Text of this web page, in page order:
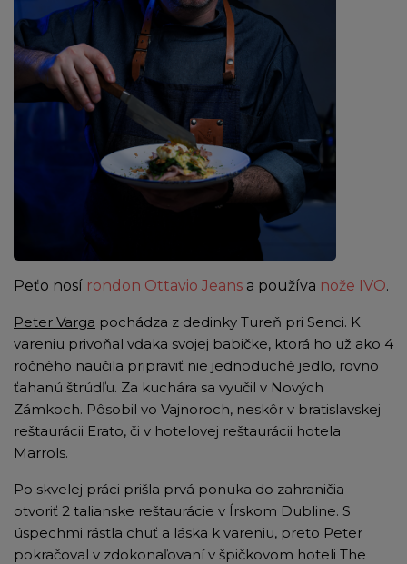
Peťo nosí rondon Ottavio Jeans a používa nože IVO.
Peter Varga pochádza z dedinky Tureň pri Senci. K
vareniu privoňal vďaka svojej babičke, ktorá ho už ako 4
ročného naučila pripraviť nie jednoduché jedlo, rovno
ťahanú štrúdľu. Za kuchára sa vyučil v Nových
Zámkoch. Pôsobil vo Vajnoroch, neskôr v bratislavskej
reštaurácii Erato, či v hotelovej reštaurácii hotela
Marrols.
Po skvelej práci prišla prvá ponuka do zahraničia -
otvoriť 2 talianske reštaurácie v Írskom Dubline. S
úspechmi rástla chuť a láska k vareniu, preto Peter
pokračoval v zdokonaľovaní v špičkovom hoteli The